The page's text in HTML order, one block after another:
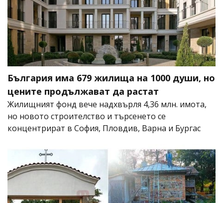
България има 679 жилища на 1000 души, но
цените продължават да растат
Жилищният фонд вече надхвърля 4,36 млн. имота,
но новото строителство и търсенето се
концентрират в София, Пловдив, Варна и Бургас